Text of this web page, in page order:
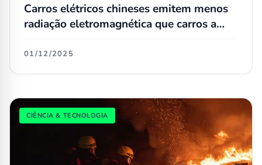
Carros elétricos chineses emitem menos
radiação eletromagnética que carros a
01/12/2025
CIÊNCIA & TECNOLOGIA